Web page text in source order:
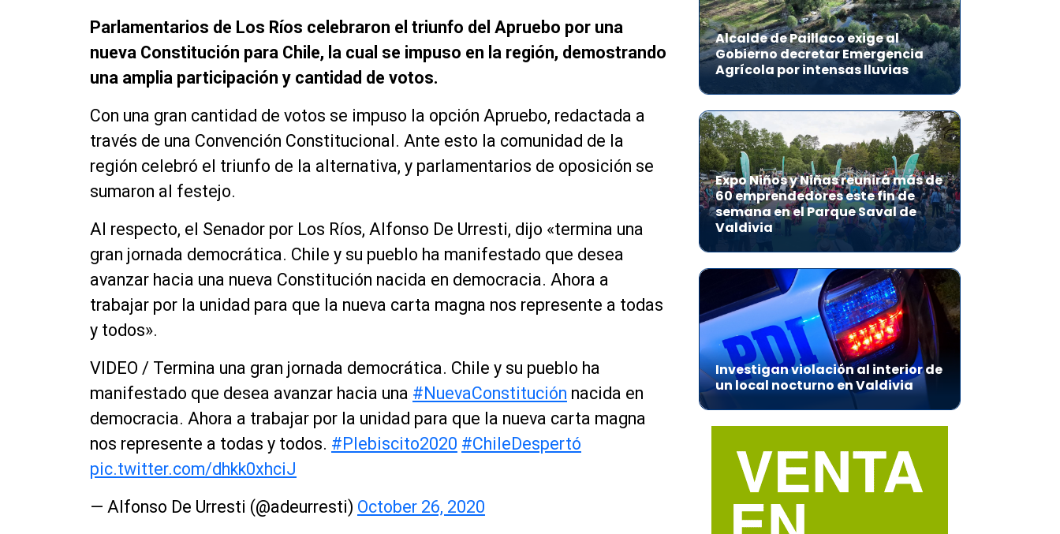
Parlamentarios de Los Ríos celebraron el triunfo del Apruebo por una
nueva Constitución para Chile, la cual se impuso en la región, demostrando
una amplia participación y cantidad de votos.
Con una gran cantidad de votos se impuso la opción Apruebo, redactada a
través de una Convención Constitucional. Ante esto la comunidad de la
región celebró el triunfo de la alternativa, y parlamentarios de oposición se
sumaron al festejo.
Al respecto, el Senador por Los Ríos, Alfonso De Urresti, dijo «termina una
gran jornada democrática. Chile y su pueblo ha manifestado que desea
avanzar hacia una nueva Constitución nacida en democracia. Ahora a
trabajar por la unidad para que la nueva carta magna nos represente a todas
y todos».
VIDEO / Termina una gran jornada democrática. Chile y su pueblo ha
manifestado que desea avanzar hacia una #NuevaConstitución nacida en
democracia. Ahora a trabajar por la unidad para que la nueva carta magna
nos represente a todas y todos. #Plebiscito2020 #ChileDespertó
pic.twitter.com/dhkk0xhciJ
— Alfonso De Urresti (@adeurresti) October 26, 2020
Alcalde de Paillaco exige al
Gobierno decretar Emergencia
Agrícola por intensas lluvias
Expo Niños y Niñas reunirá más de
60 emprendedores este fin de
semana en el Parque Saval de
Valdivia
Investigan violación al interior de
un local nocturno en Valdivia